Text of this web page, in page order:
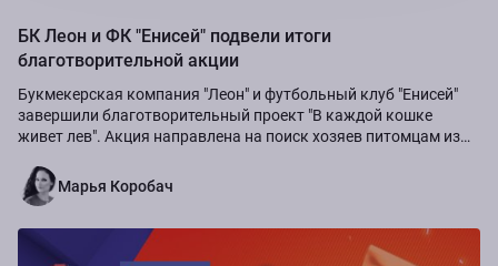
БК Леон и ФК "Енисей" подвели итоги
благотворительной акции
Букмекерская компания "Леон" и футбольный клуб "Енисей"
завершили благотворительный проект "В каждой кошке
живет лев". Акция направлена на поиск хозяев питомцам из
Марья Коробач